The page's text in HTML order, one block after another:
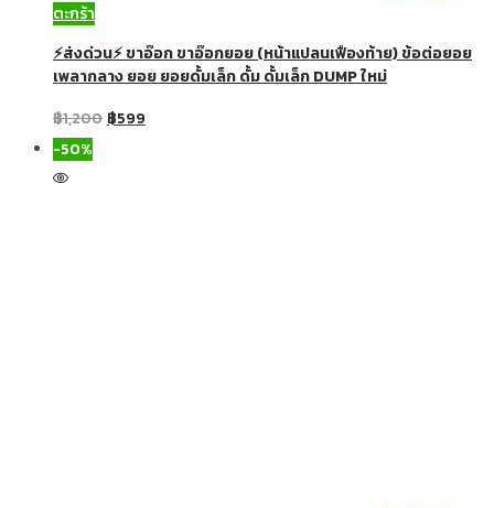
ตะกร้า
⚡ส่งด่วน⚡ ขาอ๊อก ขาอ๊อกยอย (หน้าแปลนเฟืองท้าย) ข้อต่อยอย
เพลากลาง ยอย ยอยดั้มเล็ก ดั้ม ดั้มเล็ก DUMP ใหม่
฿1,200 ฿599
-50%